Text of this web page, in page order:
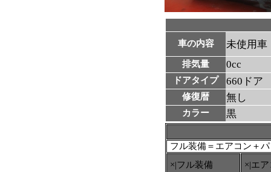
車の内容 未使用車
排気量 0cc
ドアタイプ 660ドア
修復暦 無し
カラー 黒
フル装備＝エアコン＋
×|フル装備
×|エ